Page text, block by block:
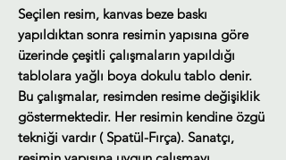
Seçilen resim, kanvas beze baskı
yapıldıktan sonra resimin yapısına göre
üzerinde çeşitli çalışmaların yapıldığı
tablolara yağlı boya dokulu tablo denir.
Bu çalışmalar, resimden resime değişiklik
göstermektedir. Her resimin kendine özgü
tekniği vardır ( Spatül-Fırça). Sanatçı,